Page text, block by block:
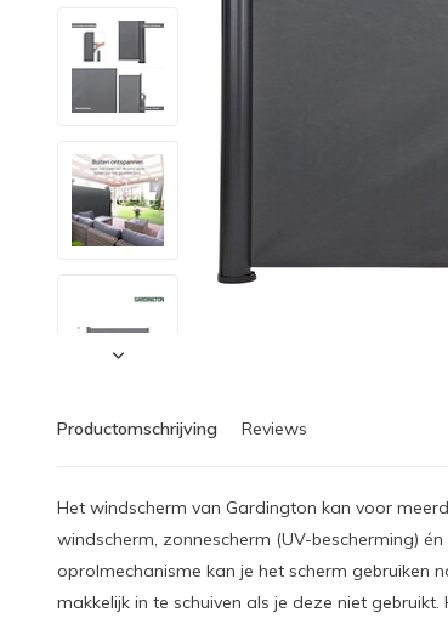
Productomschrijving Reviews
Het windscherm van Gardington kan voor
windscherm, zonnescherm (UV-bescherming)
oprolmechanisme kan je het scherm gebruiken
makkelijk in te schuiven als je deze niet gebruikt.